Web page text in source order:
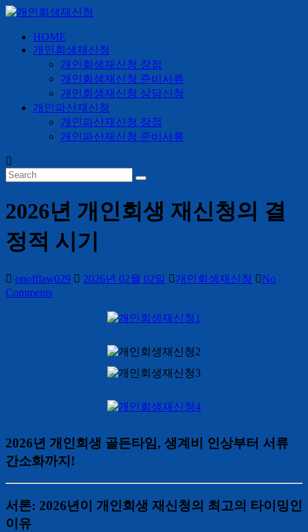
Skip
content
24
간
365
일
HOME
개인회생재신청
개인회생재신청 장점
개인회생재신청 준비서류
개인회생재신청 상담신청
개인파산재신청
개인파산재신청 장점
개인파산재신청 준비서류
2026년 개인회생 재신청의 결
정적 시기
onofflaw029 2026년 02월 02일 개인회생재신청
No
Comments
2026년 개인회생 골든타임, 생계비 인상부터 서류
간소화까지!
서론: 2026년이 개인회생 재신청의 최고의 타이밍인
이유